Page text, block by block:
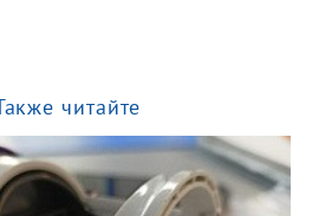
читайте